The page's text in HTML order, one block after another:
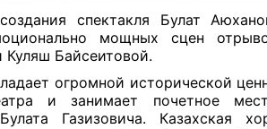
спектакля Булат
мощных сцен
Куляш Байсеитовой.
огромной исторической
и занимает почетное
Газизовича. Казахская